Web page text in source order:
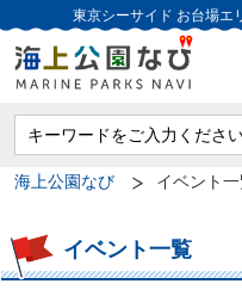
東京シーサイド お台場エ
海上公園なび イベント
イベント一覧